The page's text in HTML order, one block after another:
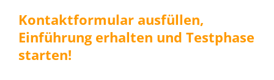
Kontaktformular ausfüllen,
Einführung erhalten und Testphase
starten!